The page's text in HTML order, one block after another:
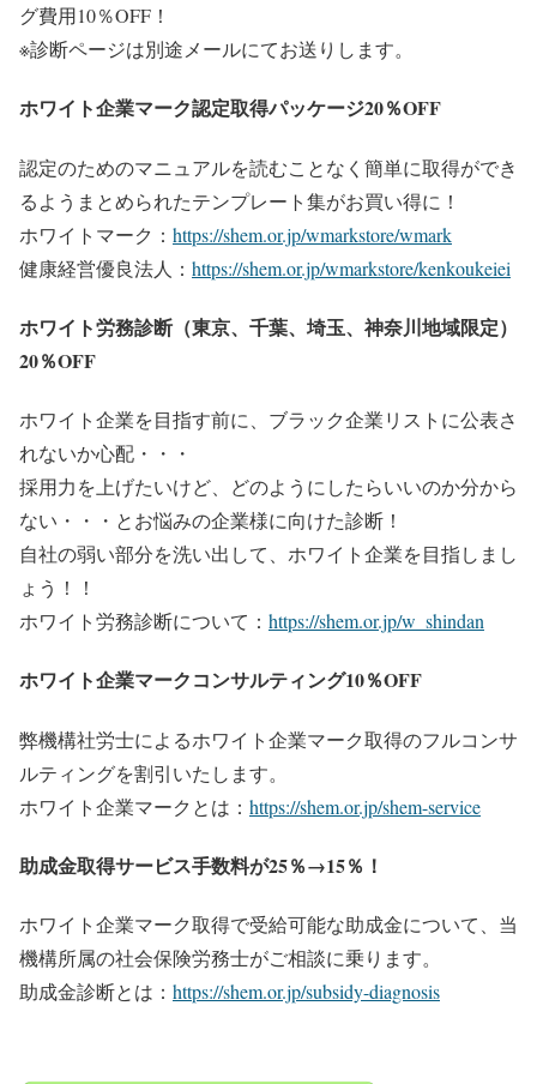
グ費用10％OFF！
※診断ページは別途メールにてお送りします。
ホワイト企業マーク認定取得パッケージ20％OFF
認定のためのマニュアルを読むことなく簡単に取得ができ
るようまとめられたテンプレート集がお買い得に！
ホワイトマーク： https://shem.or.jp/wmarkstore/wmark
健康経営優良法人： https://shem.or.jp/wmarkstore/kenkoukeiei
ホワイト労務診断（東京、千葉、埼玉、神奈川地域限定）
20％OFF
ホワイト企業を目指す前に、ブラック企業リストに公表さ
れないか心配・・・
採用力を上げたいけど、どのようにしたらいいのか分から
ない・・・とお悩みの企業様に向けた診断！
自社の弱い部分を洗い出して、ホワイト企業を目指しまし
ょう！！
ホワイト労務診断について： https://shem.or.jp/w_shindan
ホワイト企業マークコンサルティング10％OFF
弊機構社労士によるホワイト企業マーク取得のフルコンサ
ルティングを割引いたします。
ホワイト企業マークとは： https://shem.or.jp/shem-service
助成金取得サービス手数料が25％→15％！
ホワイト企業マーク取得で受給可能な助成金について、当
機構所属の社会保険労務士がご相談に乗ります。
助成金診断とは： https://shem.or.jp/subsidy-diagnosis